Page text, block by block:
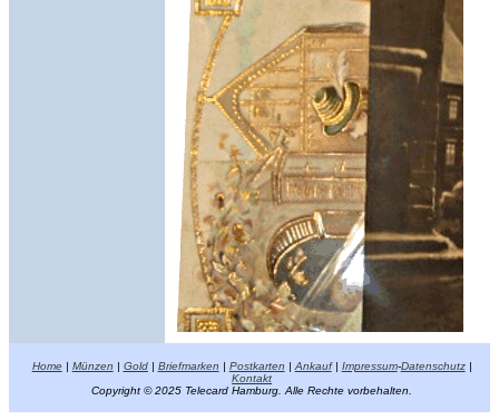
Home| Münzen | Gold| Briefmarken | Postkarten | Ankauf| Impressum-Datenschutz|
Kontakt
Copyright © 2025 Telecard Hamburg. Alle Rechte vorbehalten.